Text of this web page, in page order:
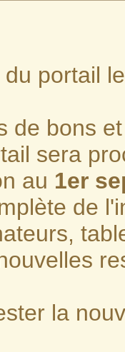
portail
de bons
sera
au 1er
de
la